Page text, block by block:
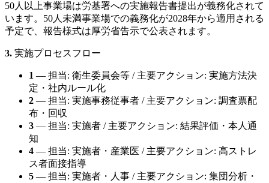
50人以上事業場は労基署への実施報告書提出が義務化されて
います。50人未満事業場での義務化が2028年から適用される
予定で、報告様式は厚労省告示で公表されます。
3. 実施プロセスフロー
1 — 担当: 衛生委員会等 / 主要アクション: 実施方法決
定・社内ルール化
2 — 担当: 実施事務従事者 / 主要アクション: 調査票配
布・回収
3 — 担当: 実施者 / 主要アクション: 結果評価・本人通
知
4 — 担当: 実施者・産業医 / 主要アクション: 高ストレ
ス者面接指導
5 — 担当: 実施者・人事 / 主要アクション: 集団分析・